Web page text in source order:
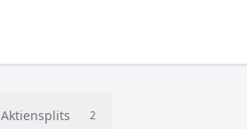
Aktiensplits 2